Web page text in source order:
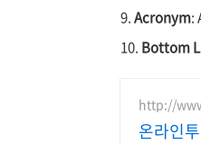
Acronym:
Bottom
http://
온라인